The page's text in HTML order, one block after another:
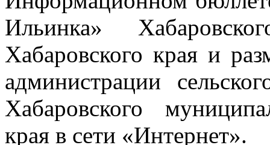
Ильинка»
Хабаровского края и
администрации
Хабаровского
края в сети «Интернет».